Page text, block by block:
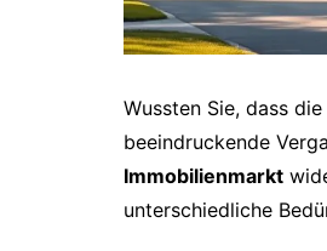
Wussten Sie, dass
beeindruckende
Immobilienmarkt
unterschiedliche